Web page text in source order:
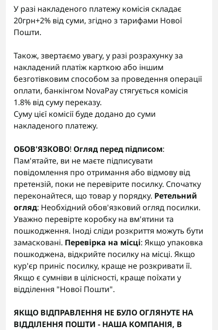
У разі накладеного платежу комісія складає
20грн+2% від суми, згідно з тарифами Нової
Пошти.
Також, звертаємо увагу, у разі розрахунку за
накладений платіж карткою або іншим
безготівковим способом за проведення операції
оплати, банкінгом NovaPay стягується комісія
1.8% від суму переказу.
Суму цієї комісії буде додано до суми
накладеного платежу.
ОБОВ'ЯЗКОВО! Огляд перед підписом:
Пам'ятайте, ви не маєте підписувати
повідомлення про отримання або відмову від
претензій, поки не перевірите посилку. Спочатку
переконайтеся, що товар у порядку. Ретельний
огляд: Необхідний обов'язковий огляд посилки.
Уважно перевірте коробку на вм'ятини та
пошкодження. Іноді сліди розкриття можуть бути
замасковані. Перевірка на місці: Якщо упаковка
пошкоджена, відкрийте посилку на місці. Якщо
кур'єр приніс посилку, краще не розкривати її.
Якщо є сумніви в цілісності, краще поїхати у
відділення "Нової Пошти".
ЯКЩО ВІДПРАВЛЕННЯ НЕ БУЛО ОГЛЯНУТЕ НА
ВІДДІЛЕННЯ ПОШТИ - НАША КОМПАНІЯ, В